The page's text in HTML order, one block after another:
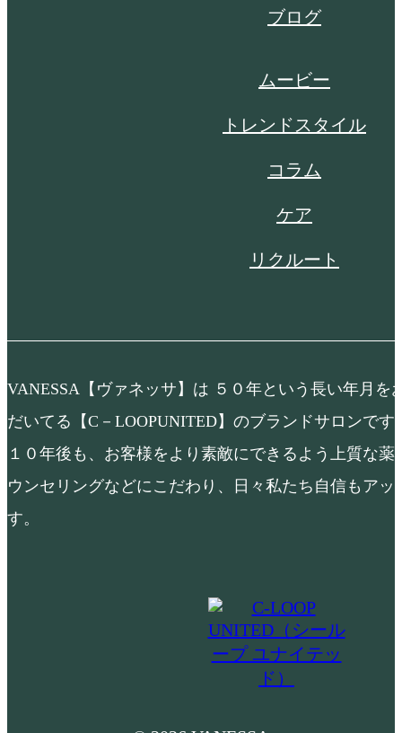
ブログ
ムービー
トレンドスタイル
コラム
ケア
リクルート
VANESSA【ヴァネッサ】は ５０年という長い年月を
だいてる【C－LOOPUNITED】のブランドサロンで
１０年後も、お客様をより素敵にできるよう上質な
ウンセリングなどにこだわり、日々私たち自信もアッ
す。